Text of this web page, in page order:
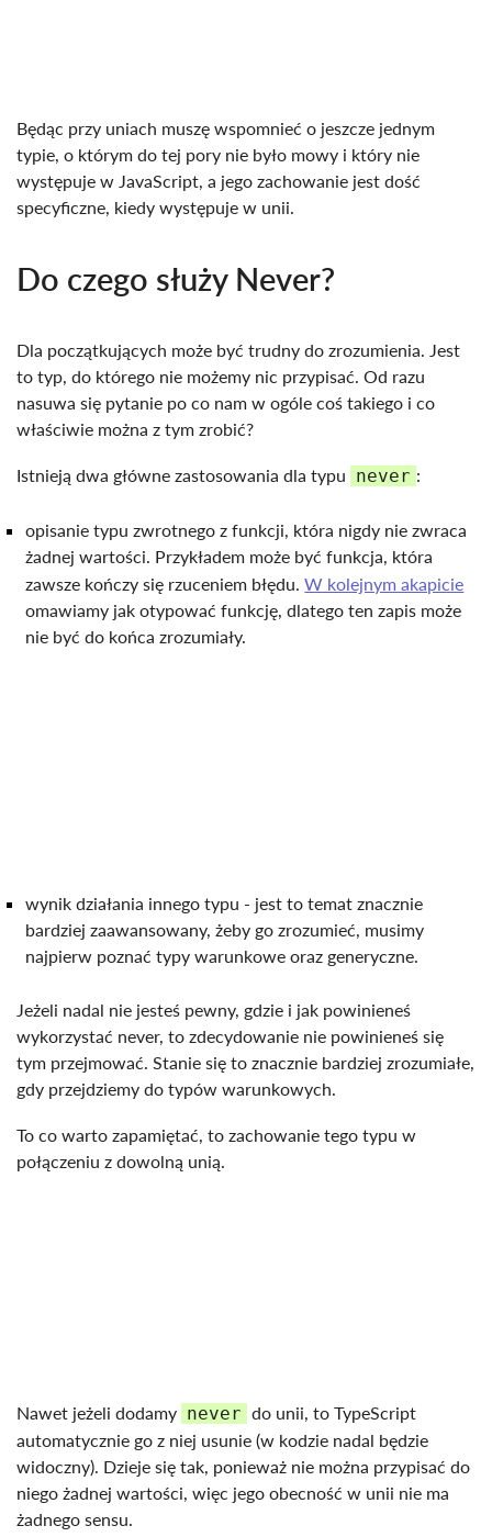
Będąc przy uniach muszę wspomnieć o jeszcze jednym
typie, o którym do tej pory nie było mowy i który nie
występuje w JavaScript, a jego zachowanie jest dość
specyficzne, kiedy występuje w unii.
Do czego służy Never?
Dla początkujących może być trudny do zrozumienia. Jest
to typ, do którego nie możemy nic przypisać. Od razu
nasuwa się pytanie po co nam w ogóle coś takiego i co
właściwie można z tym zrobić?
Istnieją dwa główne zastosowania dla typu never :
opisanie typu zwrotnego z funkcji, która nigdy nie zwraca
żadnej wartości. Przykładem może być funkcja, która
zawsze kończy się rzuceniem błędu.W kolejnym akapicie
omawiamy jak otypować funkcję, dlatego ten zapis może
nie być do końca zrozumiały.
wynik działania innego typu - jest to temat znacznie
bardziej zaawansowany, żeby go zrozumieć, musimy
najpierw poznać typy warunkowe oraz generyczne.
Jeżeli nadal nie jesteś pewny, gdzie i jak powinieneś
wykorzystać never, to zdecydowanie nie powinieneś się
tym przejmować. Stanie się to znacznie bardziej zrozumiałe,
gdy przejdziemy do typów warunkowych.
To co warto zapamiętać, to zachowanie tego typu w
połączeniu z dowolną unią.
Nawet jeżeli dodamy never do unii, to TypeScript
automatycznie go z niej usunie (w kodzie nadal będzie
widoczny). Dzieje się tak, ponieważ nie można przypisać do
niego żadnej wartości, więc jego obecność w unii nie ma
żadnego sensu.